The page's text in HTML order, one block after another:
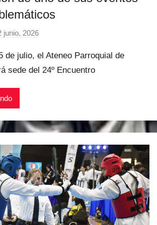
junio, 2026
r
M
a
a
r
t
i
n
de julio, el Ateneo Parroquial de
sede del 24º Encuentro